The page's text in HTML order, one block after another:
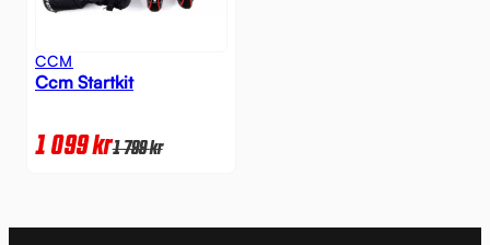
CCM
Ccm Startkit
1 099kr1 799kr